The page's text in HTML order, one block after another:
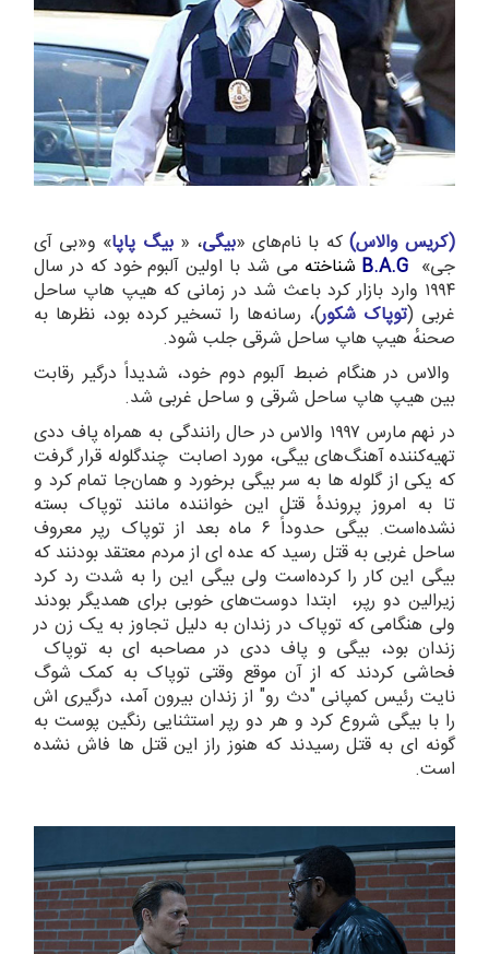
(کریس والاس) که با نام‌های «بیگی، «بیگ پاپا» و«بی آی
جی»
شناخته می شد با اولین آلبوم خود که در سال
۱۹۹۴ وارد بازار کرد باعث شد در زمانی که هیپ هاپ ساحل
غربی (توپاک شکور)، رسانه‌ها را تسخیر کرده بود، نظرها به
صحنهٔ هیپ هاپ ساحل شرقی جلب شود.
والاس در هنگام ضبط آلبوم دوم خود، شدیداً درگیر رقابت
بین هیپ هاپ ساحل شرقی و ساحل غربی شد.
در نهم مارس ۱۹۹۷ والاس در حال رانندگی به همراه پاف ددی
تهیه‌کننده آهنگ‌های بیگی، مورد اصابت چندگلوله قرار گرفت
که یکی از گلوله ها به سر بیگی برخورد و همان‌جا تمام کرد و
تا به امروز پروندهٔ قتل این خواننده مانند توپاک بسته
نشده‌است. بیگی حدوداً ۶ ماه بعد از توپاک رپر معروف
ساحل غربی به قتل رسید که عده ای از مردم معتقد بودنند که
بیگی این کار را کرده‌است ولی بیگی این را به شدت رد کرد
زیرالین دو رپر، ابتدا دوست‌های خوبی برای همدیگر بودند
ولی هنگامی که توپاک در زندان به دلیل تجاوز به یک زن در
زندان بود، بیگی و پاف ددی در مصاحبه ای به توپاک
فحاشی ‌کردند که از آن موقع وقتی توپاک به کمک شوگ
نایت رئیس کمپانی "دث رو" از زندان بیرون آمد، درگیری اش
را با بیگی شروع کرد و هر دو رپر استثنایی رنگین پوست به
گونه ای به قتل رسیدند که هنوز راز این قتل ها فاش نشده
است.